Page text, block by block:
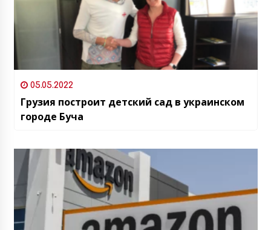
05.05.2022
Грузия построит детский сад в украинском
городе Буча